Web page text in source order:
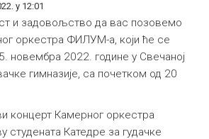
у 12:01
и задовољство да вас позовемо
оркестра ФИЛУМ-а, који ће се
новембра 2022. године у Свечаној
гимназије, са почетком од 20
концерт Камерног оркестра
студената Катедре за гудачке